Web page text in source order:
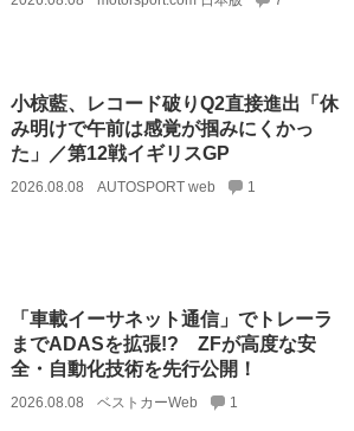
小椋藍、レコード破りQ2直接進出「休
み明けで午前は感覚が掴みにくかっ
た」／第12戦イギリスGP
2026.08.08 AUTOSPORT web 1
「車載イーサネット通信」でトレーラ
までADASを拡張!? ZFが高度な安
全・自動化技術を先行公開！
2026.08.08 ベストカーWeb 1